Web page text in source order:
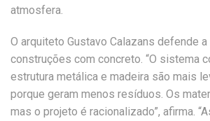
atmosfera.
O arquiteto Gustavo Calazans defende
construções com concreto. “O sistema
estrutura metálica e madeira são mais
porque geram menos resíduos. Os
mas o projeto é racionalizado”, afirma.